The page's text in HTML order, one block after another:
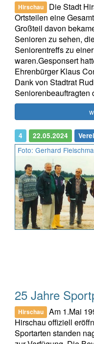
Hirschau
Die Stadt
Ortsteilen eine
Großteil davon
Senioren zu sehen,
Seniorentreffs zu
waren.Gesponsert
Ehrenbürger Klaus
Dank von Stadtrat
Seniorenbeauftragten
4 22.05.2024
Foto: Gerhard
25 Jahre
Hirschau
Am 1.Mai
Hirschau offiziell
Sportarten standen